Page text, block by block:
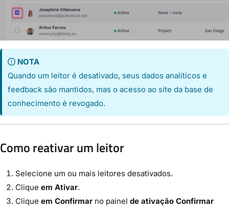
NOTA
Quando um leitor é desativado, seus dados analíticos e
feedback são mantidos, mas o acesso ao site da base de
conhecimento é revogado.
Como reativar um leitor
Selecione um ou mais leitores desativados.
Clique em Ativar.
Clique em Confirmar no painel de ativação Confirmar